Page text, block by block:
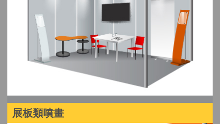
展板類噴畫